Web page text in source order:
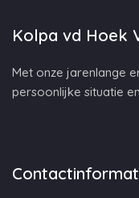
Kolpa vd Hoek
Met onze jarenlange
persoonlijke situatie